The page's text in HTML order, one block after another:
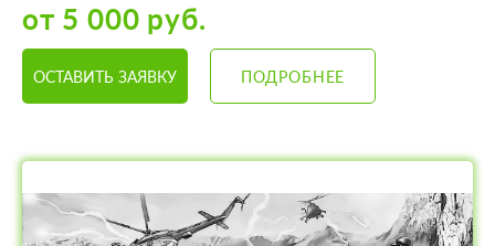
от 5 000 руб.
ОСТАВИТЬ ЗАЯВКУ ПОДРОБНЕЕ